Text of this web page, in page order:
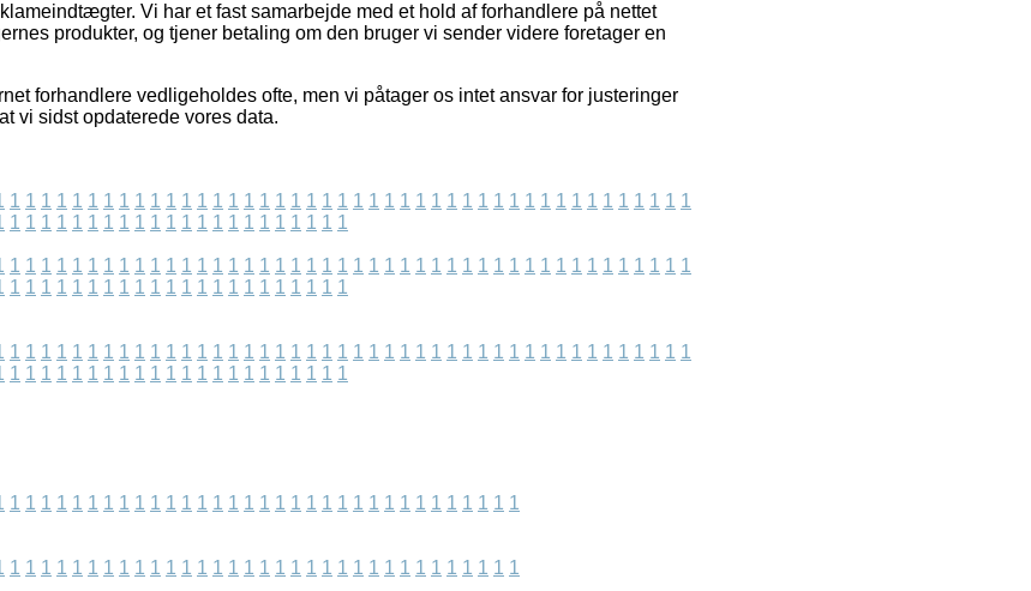
Vi har et fast samarbejde med et hold af forhandlere på nettet
produkter, og tjener betaling om den bruger vi sender videre foretager en
forhandlere vedligeholdes ofte, men vi påtager os intet ansvar for justeringer
vi sidst opdaterede vores data.
1 1 1 1 1 1 1 1 1 1 1 1 1 1 1 1 1 1 1 1 1 1 1 1 1 1 1 1 1 1 1 1 1 1 1 1 1 1 1 1 1 1 1 1
1 1 1 1 1 1 1 1 1 1 1 1 1 1 1 1 1 1 1 1 1 1
1 1 1 1 1 1 1 1 1 1 1 1 1 1 1 1 1 1 1 1 1 1 1 1 1 1 1 1 1 1 1 1 1 1 1 1 1 1 1 1 1 1 1 1
1 1 1 1 1 1 1 1 1 1 1 1 1 1 1 1 1 1 1 1 1 1
1 1 1 1 1 1 1 1 1 1 1 1 1 1 1 1 1 1 1 1 1 1 1 1 1 1 1 1 1 1 1 1 1 1 1 1 1 1 1 1 1 1 1 1
1 1 1 1 1 1 1 1 1 1 1 1 1 1 1 1 1 1 1 1 1 1
1 1 1 1 1 1 1 1 1 1 1 1 1 1 1 1 1 1 1 1 1 1 1 1 1 1 1 1 1 1 1 1 1
1 1 1 1 1 1 1 1 1 1 1 1 1 1 1 1 1 1 1 1 1 1 1 1 1 1 1 1 1 1 1 1 1